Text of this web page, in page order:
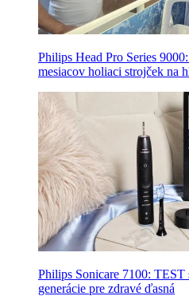
Philips Head Pro Series
mesiacov holiaci strojček na
Philips Sonicare 7100:
generácie pre zdravé ďasná